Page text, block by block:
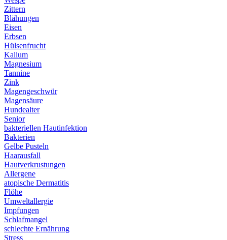
Zittern
Blähungen
Eisen
Erbsen
Hülsenfrucht
Kalium
Magnesium
Tannine
Zink
Magengeschwür
Magensäure
Hundealter
Senior
bakteriellen Hautinfektion
Bakterien
Gelbe Pusteln
Haarausfall
Hautverkrustungen
Allergene
atopische Dermatitis
Flöhe
Umweltallergie
Impfungen
Schlafmangel
schlechte Ernährung
Stress